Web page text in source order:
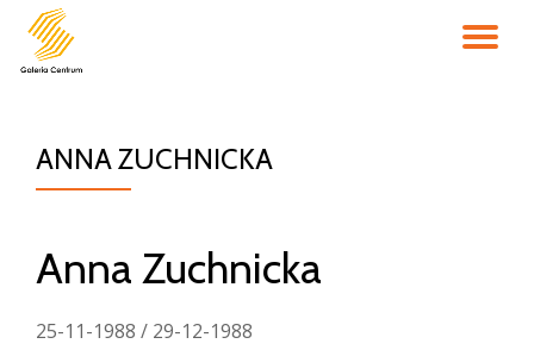
Przejdź
ANNA ZUCHNICKA
Anna Zuchnicka
25-11-1988 / 29-12-1988